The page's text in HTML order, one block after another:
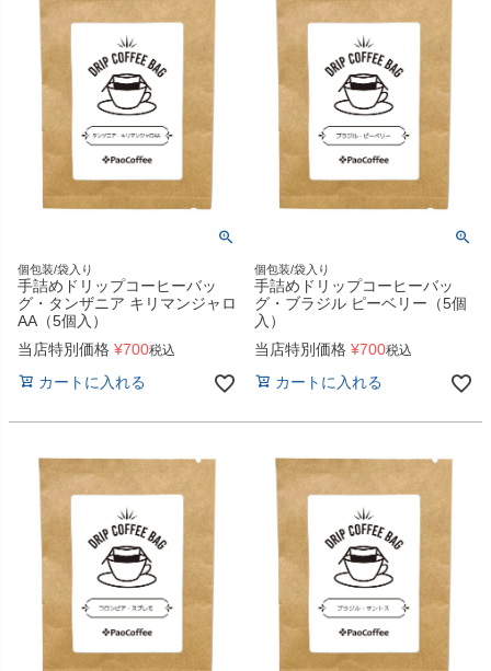
個包装/袋入り
手詰めドリップコーヒーバッ
グ・タンザニア キリマンジャロ
AA（5個入）
当店特別価格 ¥700税込
カートに入れる
個包装/袋入り
手詰めドリップコーヒーバッ
グ・ブラジル ピーベリー（5個
入）
当店特別価格 ¥700税込
カートに入れる